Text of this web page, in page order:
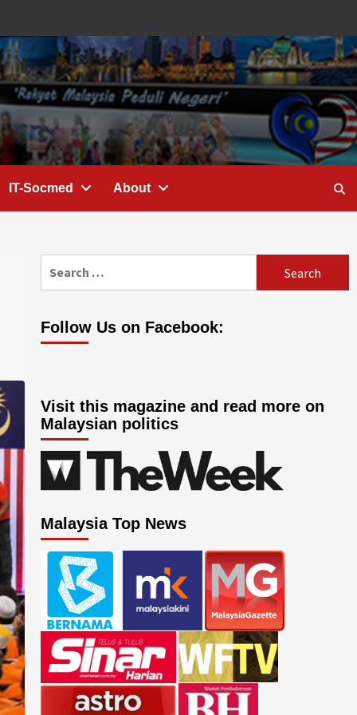
IT-Socmed About
Follow Us on Facebook:
Visit this magazine and read more on
Malaysian politics
Malaysia Top News